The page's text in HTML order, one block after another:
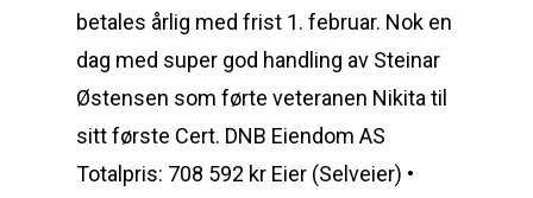
betales årlig med frist 1. februar. Nok en
dag med super god handling av Steinar
Østensen som førte veteranen Nikita til
sitt første Cert. DNB Eiendom AS
Totalpris: 708 592 kr Eier (Selveier) •